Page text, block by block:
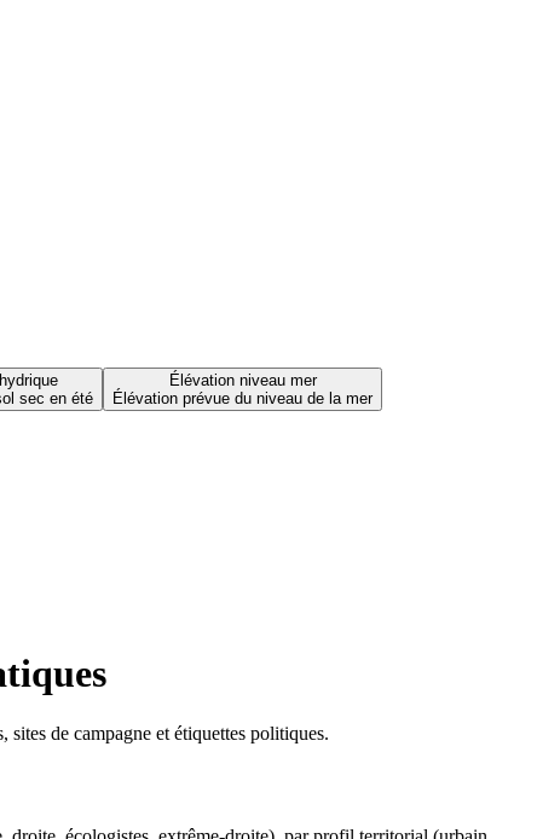
sec en été
Élévation niveau mer
Élévation prévue du niveau de la mer
de campagne et étiquettes politiques.